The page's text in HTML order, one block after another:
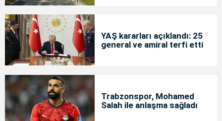
YAŞ kararları açıklandı: 25
general ve amiral terfi etti
Trabzonspor, Mohamed
Salah ile anlaşma sağladı